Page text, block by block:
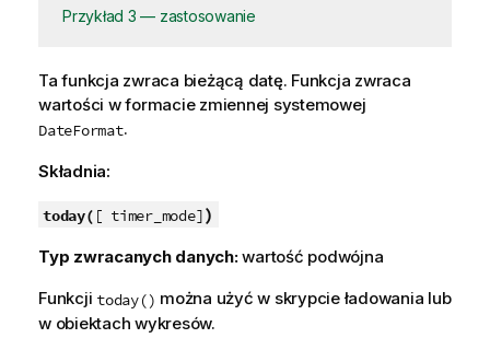
Przykład 3 — zastosowanie
Ta funkcja zwraca bieżącą datę. Funkcja zwraca
wartości w formacie zmiennej systemowej
DateFormat.
Składnia:
today( [ timer_mode])
Typ zwracanych danych:wartość podwójna
Funkcji today() można użyć w skrypcie ładowania lub
w obiektach wykresów.